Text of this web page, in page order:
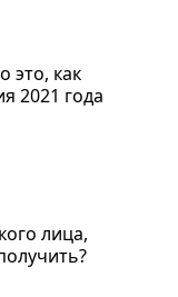
это, как
2021 года
лица,